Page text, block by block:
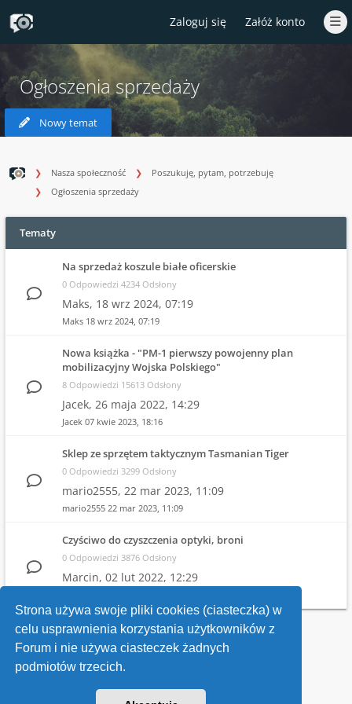
Strona używa swoje pliki cookies (ciasteczka) w
celu usprawnienia korzystania użytkowników z
Forum i nie używa ciasteczek żadnych
podmiotów trzecich.
Zaloguj się Załóż konto
Ogłoszenia sprzedaży
Nowy temat
Nasza społeczność
Poszukuję, pytam, potrzebuję
Ogłoszenia sprzedaży
Tematy
Na sprzedaż koszule białe oficerskie
0 Odpowiedzi 4234 Odsłony
Maks, 18 wrz 2024, 07:19
Maks 18 wrz 2024, 07:19
Nowa książka - "PM-1 pierwszy powojenny plan
mobilizacyjny Wojska Polskiego"
8 Odpowiedzi 15613 Odsłony
Jacek, 26 maja 2022, 14:29
Jacek 07 kwie 2023, 18:16
Sklep ze sprzętem taktycznym Tasmanian Tiger
0 Odpowiedzi 3299 Odsłony
mario2555, 22 mar 2023, 11:09
mario2555 22 mar 2023, 11:09
Czyściwo do czyszczenia optyki, broni
0 Odpowiedzi 3876 Odsłony
Marcin, 02 lut 2022, 12:29
Wróć do wykazu forów